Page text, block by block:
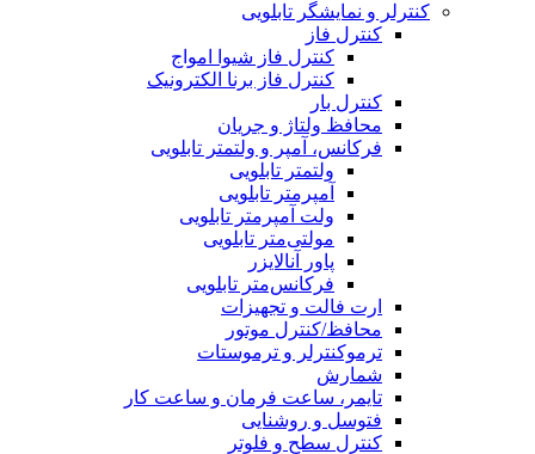
کنترلر و نمایشگر تابلویی
کنترل فاز
کنترل فاز شیوا امواج
کنترل فاز برنا الکترونیک
کنترل بار
محافظ ولتاژ و جریان
فرکانس، آمپر و ولتمتر تابلویی
ولتمتر تابلویی
آمپرمتر تابلویی
ولت آمپرمتر تابلویی
مولتی‌متر تابلویی
پاور آنالایزر
فرکانس‌متر تابلویی
ارت فالت و تجهیزات
محافظ/کنترل موتور
ترموکنترلر و ترموستات
شمارش
تایمر، ساعت فرمان و ساعت کار
فتوسل و روشنایی
کنترل سطح و فلوتر